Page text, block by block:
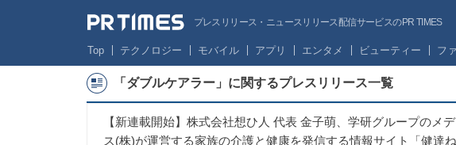
プレスリリース・ニュースリリース配信サービスのPR TIMES
Top テクノロジー モバイル アプリ エンタメ ビューティー フ
「ダブルケアラー」に関するプレスリリース一覧
【新連載開始】株式会社想ひ人 代表 金子萌、学研グループのメ
ス(株)が運営する家族の介護と健康を発信する情報サイト「健達